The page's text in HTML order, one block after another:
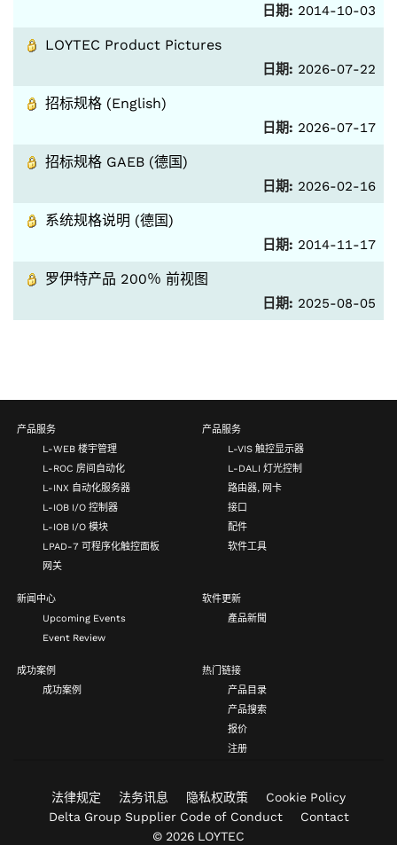
日期: 2014-10-03
LOYTEC Product Pictures
日期: 2026-07-22
招标规格 (English)
日期: 2026-07-17
招标规格 GAEB (德国)
日期: 2026-02-16
系统规格说明 (德国)
日期: 2014-11-17
罗伊特产品 200％ 前视图
日期: 2025-08-05
产品服务
L-WEB 楼宇管理
L-ROC 房间自动化
L-INX 自动化服务器
L-IOB I/O 控制器
L-IOB I/O 模块
LPAD-7 可程序化触控面板
网关
产品服务
L-VIS 触控显示器
L-DALI 灯光控制
路由器, 网卡
接口
配件
软件工具
新闻中心
Upcoming Events
Event Review
软件更新
產品新聞
成功案例
成功案例
热门链接
产品目录
产品搜索
报价
注册
法律规定 法务讯息 隐私权政策
Cookie Policy
Delta Group Supplier Code of Conduct
Contact
© 2026 LOYTEC